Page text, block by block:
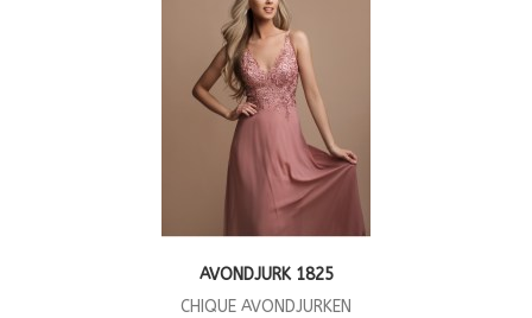
AVONDJURK 1825
CHIQUE AVONDJURKEN